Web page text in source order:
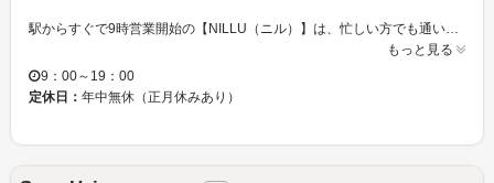
駅からすぐで9時営業開始の【NILLU（ニル）】は、忙しい方でも通いやすいヘアサロン★店内は、モダンでおしゃれな空間♪くつろぎながら綺麗になれる、最高のサロンタイムが過ごせます！！悩みやなりたいスタイルをくみ取ってくれるので、お話が苦手な方でも安心♪ 《全員対象》NILLUカット＋オーダーメイドTR￥4,900 《初回対象》女性限定！素敵に格上げNILLUカット ￥3,900 など、人気メニュー多数ございます！ 話題の「イルミナ・THROW」カラーで、トレンドの外国人のニュアンスを再現！滑らかでツヤのある質感を叶えてくれるトリートメントは「Aujua」を使用！髪質やダメージはもちろん、季節やライフスタイルにまで適応できる最新のトリートメントです★オーガニックのスタイリング剤「N．（エヌドット）」取扱店！天然由来成分やシアバター配合で髪に優しい♪扱いやすいので、ウェットな毛束も思い通りにつくれる☆時短で簡単に今どきスタイルにチェンジできます！ 【NILLU】で“あなただけの最旬スタイル”を手に入れてみませんか？
もっと見る
9：00～19：00
定休日： 年中無休（正月休みあり）